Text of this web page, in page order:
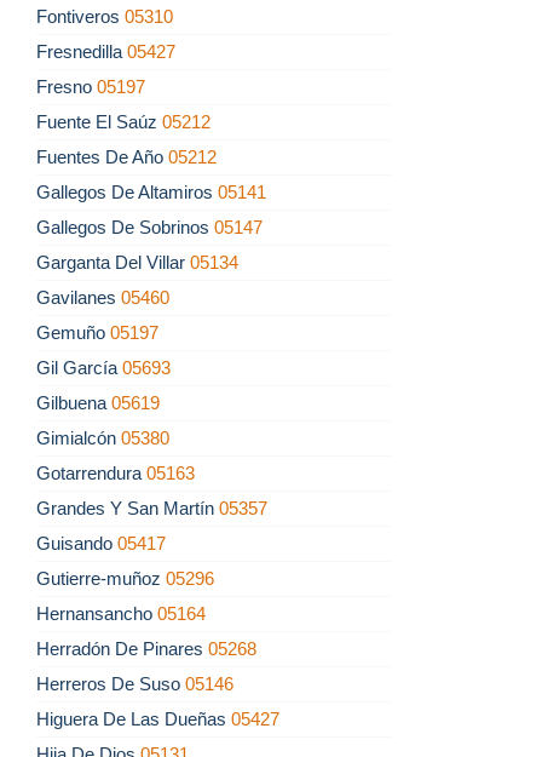
Fontiveros 05310
Fresnedilla 05427
Fresno 05197
Fuente El Saúz 05212
Fuentes De Año 05212
Gallegos De Altamiros 05141
Gallegos De Sobrinos 05147
Garganta Del Villar 05134
Gavilanes 05460
Gemuño 05197
Gil García 05693
Gilbuena 05619
Gimialcón 05380
Gotarrendura 05163
Grandes Y San Martín 05357
Guisando 05417
Gutierre-muñoz 05296
Hernansancho 05164
Herradón De Pinares 05268
Herreros De Suso 05146
Higuera De Las Dueñas 05427